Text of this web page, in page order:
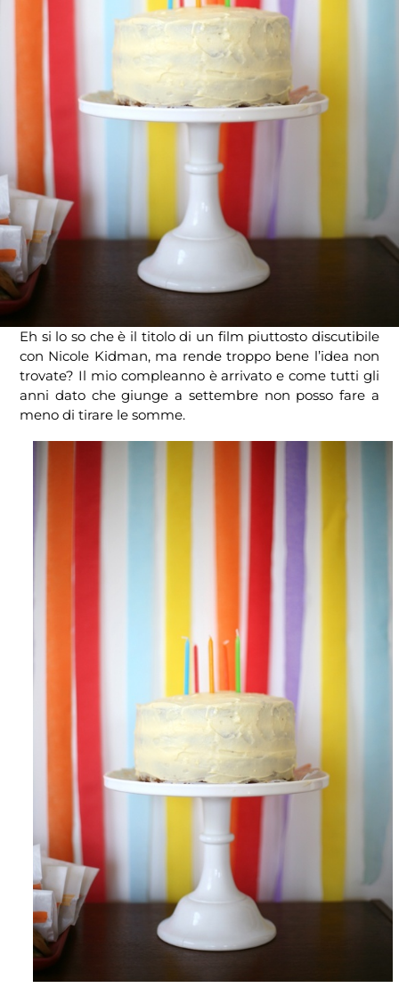
Eh si lo so che è il titolo di un film piuttosto discutibile
con Nicole Kidman, ma rende troppo bene l’idea non
trovate? Il mio compleanno è arrivato e come tutti gli
anni dato che giunge a settembre non posso fare a
meno di tirare le somme.